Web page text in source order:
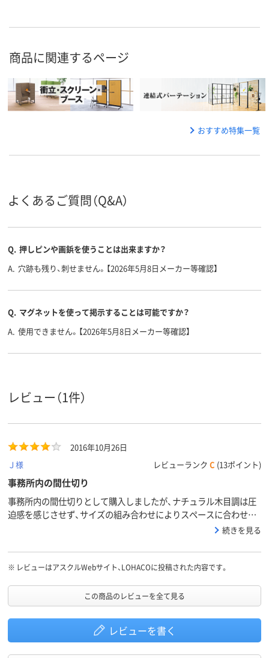
商品に関連するページ
おすすめ特集一覧
よくあるご質問（Q&A）
Q. 押しピンや画鋲を使うことは出来ますか？
A. 穴跡も残り、刺せません。【2026年5月8日メーカー等確認】
Q. マグネットを使って掲示することは可能ですか？
A. 使用できません。【2026年5月8日メーカー等確認】
レビュー（1件）
2016年10月26日
Ｊ様
レビューランク C (13ポイント)
事務所内の間仕切り
事務所内の間仕切りとして購入しましたが、ナチュラル木目調は圧
迫感を感じさせず、サイズの組み合わせによりスペースに合わせた
設置ができました。組み立てに少々時間がかかりますが、価格が手
続きを見る
※ レビューはアスクルWebサイト、LOHACOに投稿された内容です。
この商品のレビューを全て見る
レビューを書く